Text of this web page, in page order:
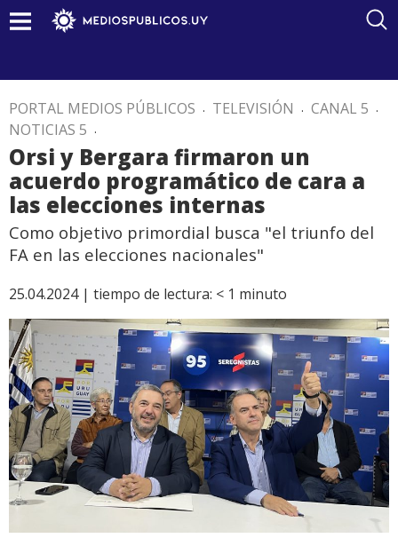
PORTAL MEDIOS PÚBLICOS . TELEVISIÓN . CANAL 5 .
NOTICIAS 5 .
Orsi y Bergara firmaron un
acuerdo programático de cara a
las elecciones internas
Como objetivo primordial busca "el triunfo del
FA en las elecciones nacionales"
25.04.2024 | tiempo de lectura: < 1 minuto